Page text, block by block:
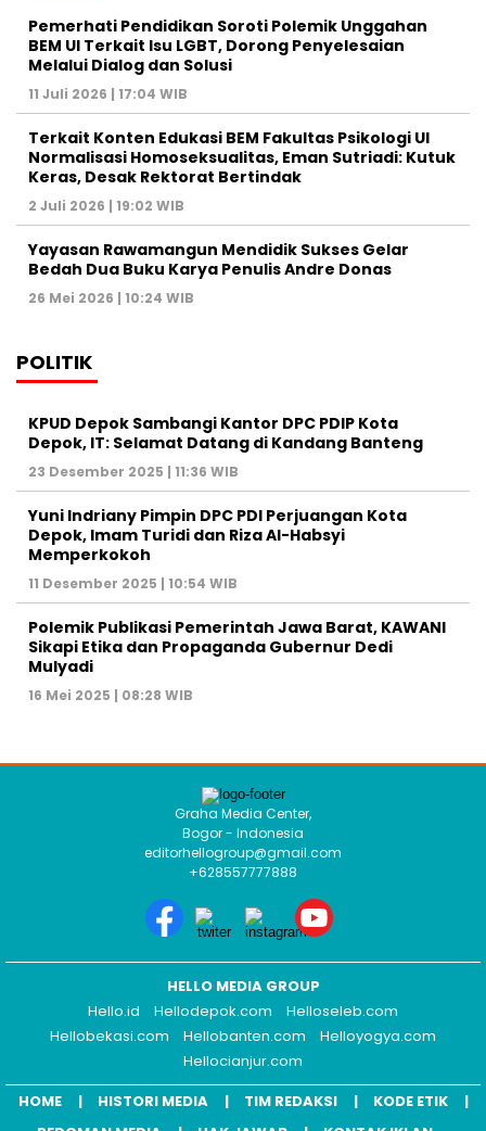
Pemerhati Pendidikan Soroti Polemik Unggahan
BEM UI Terkait Isu LGBT, Dorong Penyelesaian
Melalui Dialog dan Solusi
11 Juli 2026 | 17:04 WIB
Terkait Konten Edukasi BEM Fakultas Psikologi UI
Normalisasi Homoseksualitas, Eman Sutriadi: Kutuk
Keras, Desak Rektorat Bertindak
2 Juli 2026 | 19:02 WIB
Yayasan Rawamangun Mendidik Sukses Gelar
Bedah Dua Buku Karya Penulis Andre Donas
26 Mei 2026 | 10:24 WIB
POLITIK
KPUD Depok Sambangi Kantor DPC PDIP Kota
Depok, IT: Selamat Datang di Kandang Banteng
23 Desember 2025 | 11:36 WIB
Yuni Indriany Pimpin DPC PDI Perjuangan Kota
Depok, Imam Turidi dan Riza Al-Habsyi
Memperkokoh
11 Desember 2025 | 10:54 WIB
Polemik Publikasi Pemerintah Jawa Barat, KAWANI
Sikapi Etika dan Propaganda Gubernur Dedi
Mulyadi
16 Mei 2025 | 08:28 WIB
Graha Media Center,
Bogor - Indonesia
editorhellogroup@gmail.com
+628557777888
HELLO MEDIA GROUP
Hello.id
Hellodepok.com
Helloseleb.com
Hellobekasi.com
Hellobanten.com
Helloyogya.com
Hellocianjur.com
HOME
HISTORI MEDIA TIM REDAKSI
KODE ETIK